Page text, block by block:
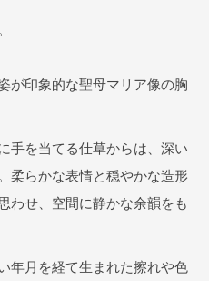
が印象的な聖母マリア像の胸
手を当てる仕草からは、深い
柔らかな表情と穏やかな造形
わせ、空間に静かな余韻をも
年月を経て生まれた擦れや色